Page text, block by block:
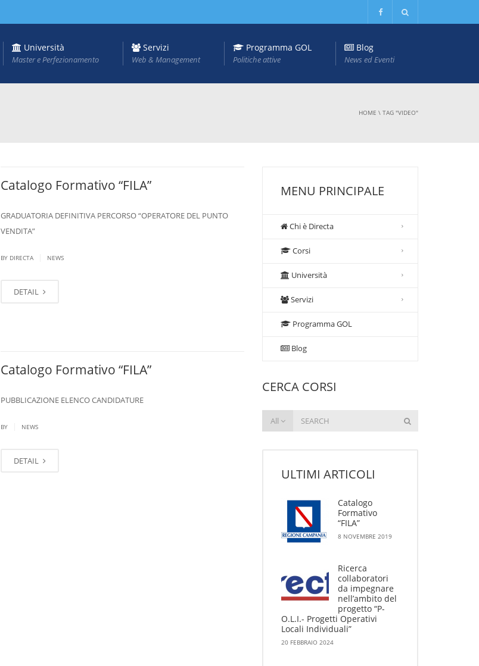
Università
Master e Perfezionamento
Servizi
Web & Management
Programma GOL
Politiche attive
Blog
News ed Eventi
HOME \ TAG "VIDEO"
Catalogo Formativo “FILA”
GRADUATORIA DEFINITIVA PERCORSO “OPERATORE DEL PUNTO
VENDITA”
BY DIRECTA NEWS
DETAIL
Catalogo Formativo “FILA”
PUBBLICAZIONE ELENCO CANDIDATURE
BY NEWS
DETAIL
MENU PRINCIPALE
Chi è Directa
Corsi
Università
Servizi
Programma GOL
Blog
CERCA CORSI
All
ULTIMI ARTICOLI
Catalogo
Formativo
“FILA”
8 NOVEMBRE 2019
Ricerca
collaboratori
da impegnare
nell’ambito del
progetto “P-
O.L.I.- Progetti Operativi
Locali Individuali”
20 FEBBRAIO 2024